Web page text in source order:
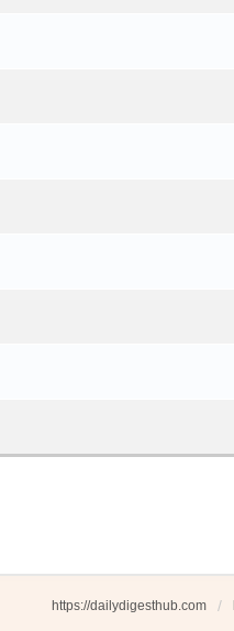
https://dailydigesthub.com